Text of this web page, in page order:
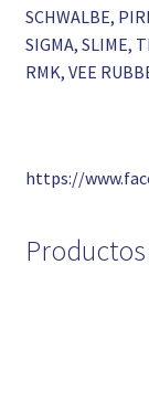
SCHWALBE,
SIGMA, SLIME,
RMK, VEE
https://